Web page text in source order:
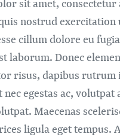
sit amet,
nostrud
cillum dolore eu
laborum. Donec
risus, dapibus rutrum
nec egestas ac,
Maecenas
ligula eget tempus.